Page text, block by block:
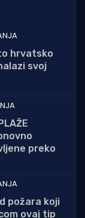
hrvatsko
svoj
preko
požara koji
ovaj tip